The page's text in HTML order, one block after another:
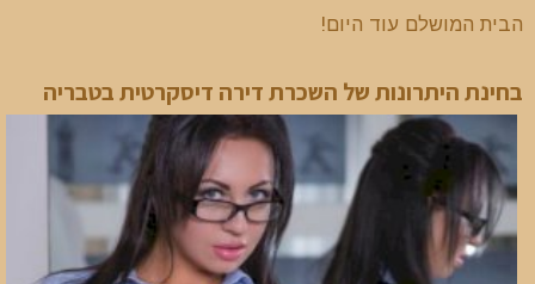
הבית המושלם עוד היום!
בחינת היתרונות של השכרת דירה דיסקרטית בטבריה